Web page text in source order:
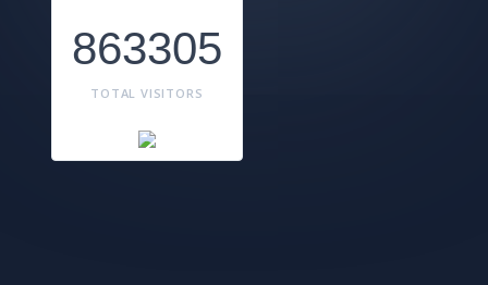
863305
TOTAL VISITORS